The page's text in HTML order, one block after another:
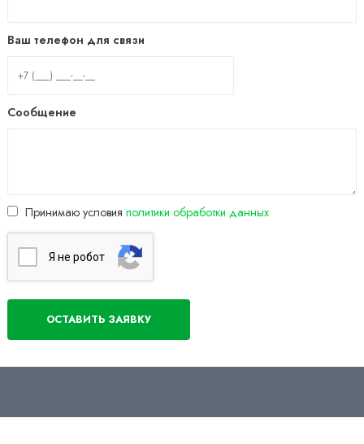
Ваш телефон для связи
Сообщение
Принимаю условия политики обработки данных
Я нe poбoт